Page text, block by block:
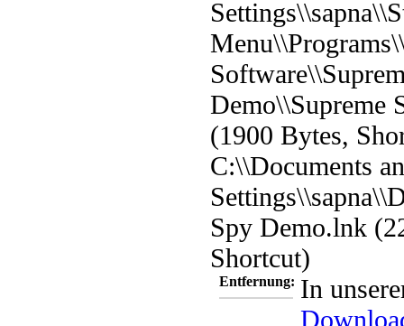
Demo\\Supreme
(1900 Bytes,
C:\\Documents
Spy Demo.lnk
Shortcut)
Entfernung: In